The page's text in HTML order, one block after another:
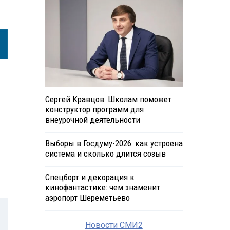
Сергей Кравцов: Школам поможет
конструктор программ для
внеурочной деятельности
Выборы в Госдуму-2026: как устроена
система и сколько длится созыв
Спецборт и декорация к
кинофантастике: чем знаменит
аэропорт Шереметьево
Новости СМИ2